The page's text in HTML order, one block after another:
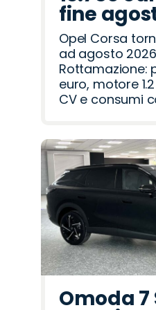
fine
Opel Corsa
ad agosto
Rottamazione:
euro, motore
CV e consumi
Omoda 7